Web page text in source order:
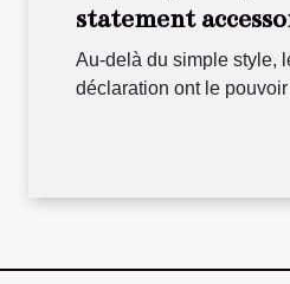
statement
Au-delà du simple style,
déclaration ont le pouvoir